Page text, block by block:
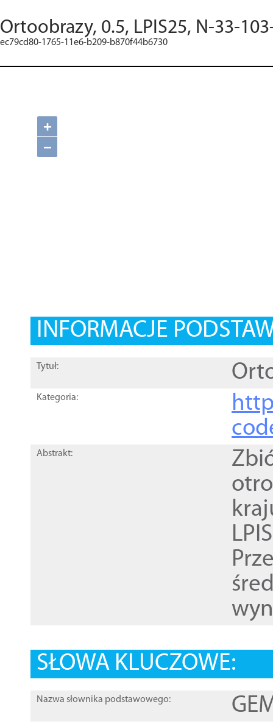
Ortoobrazy, 0.5, LPIS25, N-33-
ec79cd80-1765-11e6-b209-b870f44b6730
+
−
INFORMACJE
Tytuł:
Kategoria:
Abstrakt:
SŁOWA KLUCZOWE:
Nazwa słownika podstawowego: